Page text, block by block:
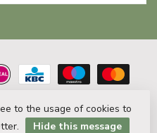
- Powered byLightspeed-
to the usage of cookies to
Hide this message